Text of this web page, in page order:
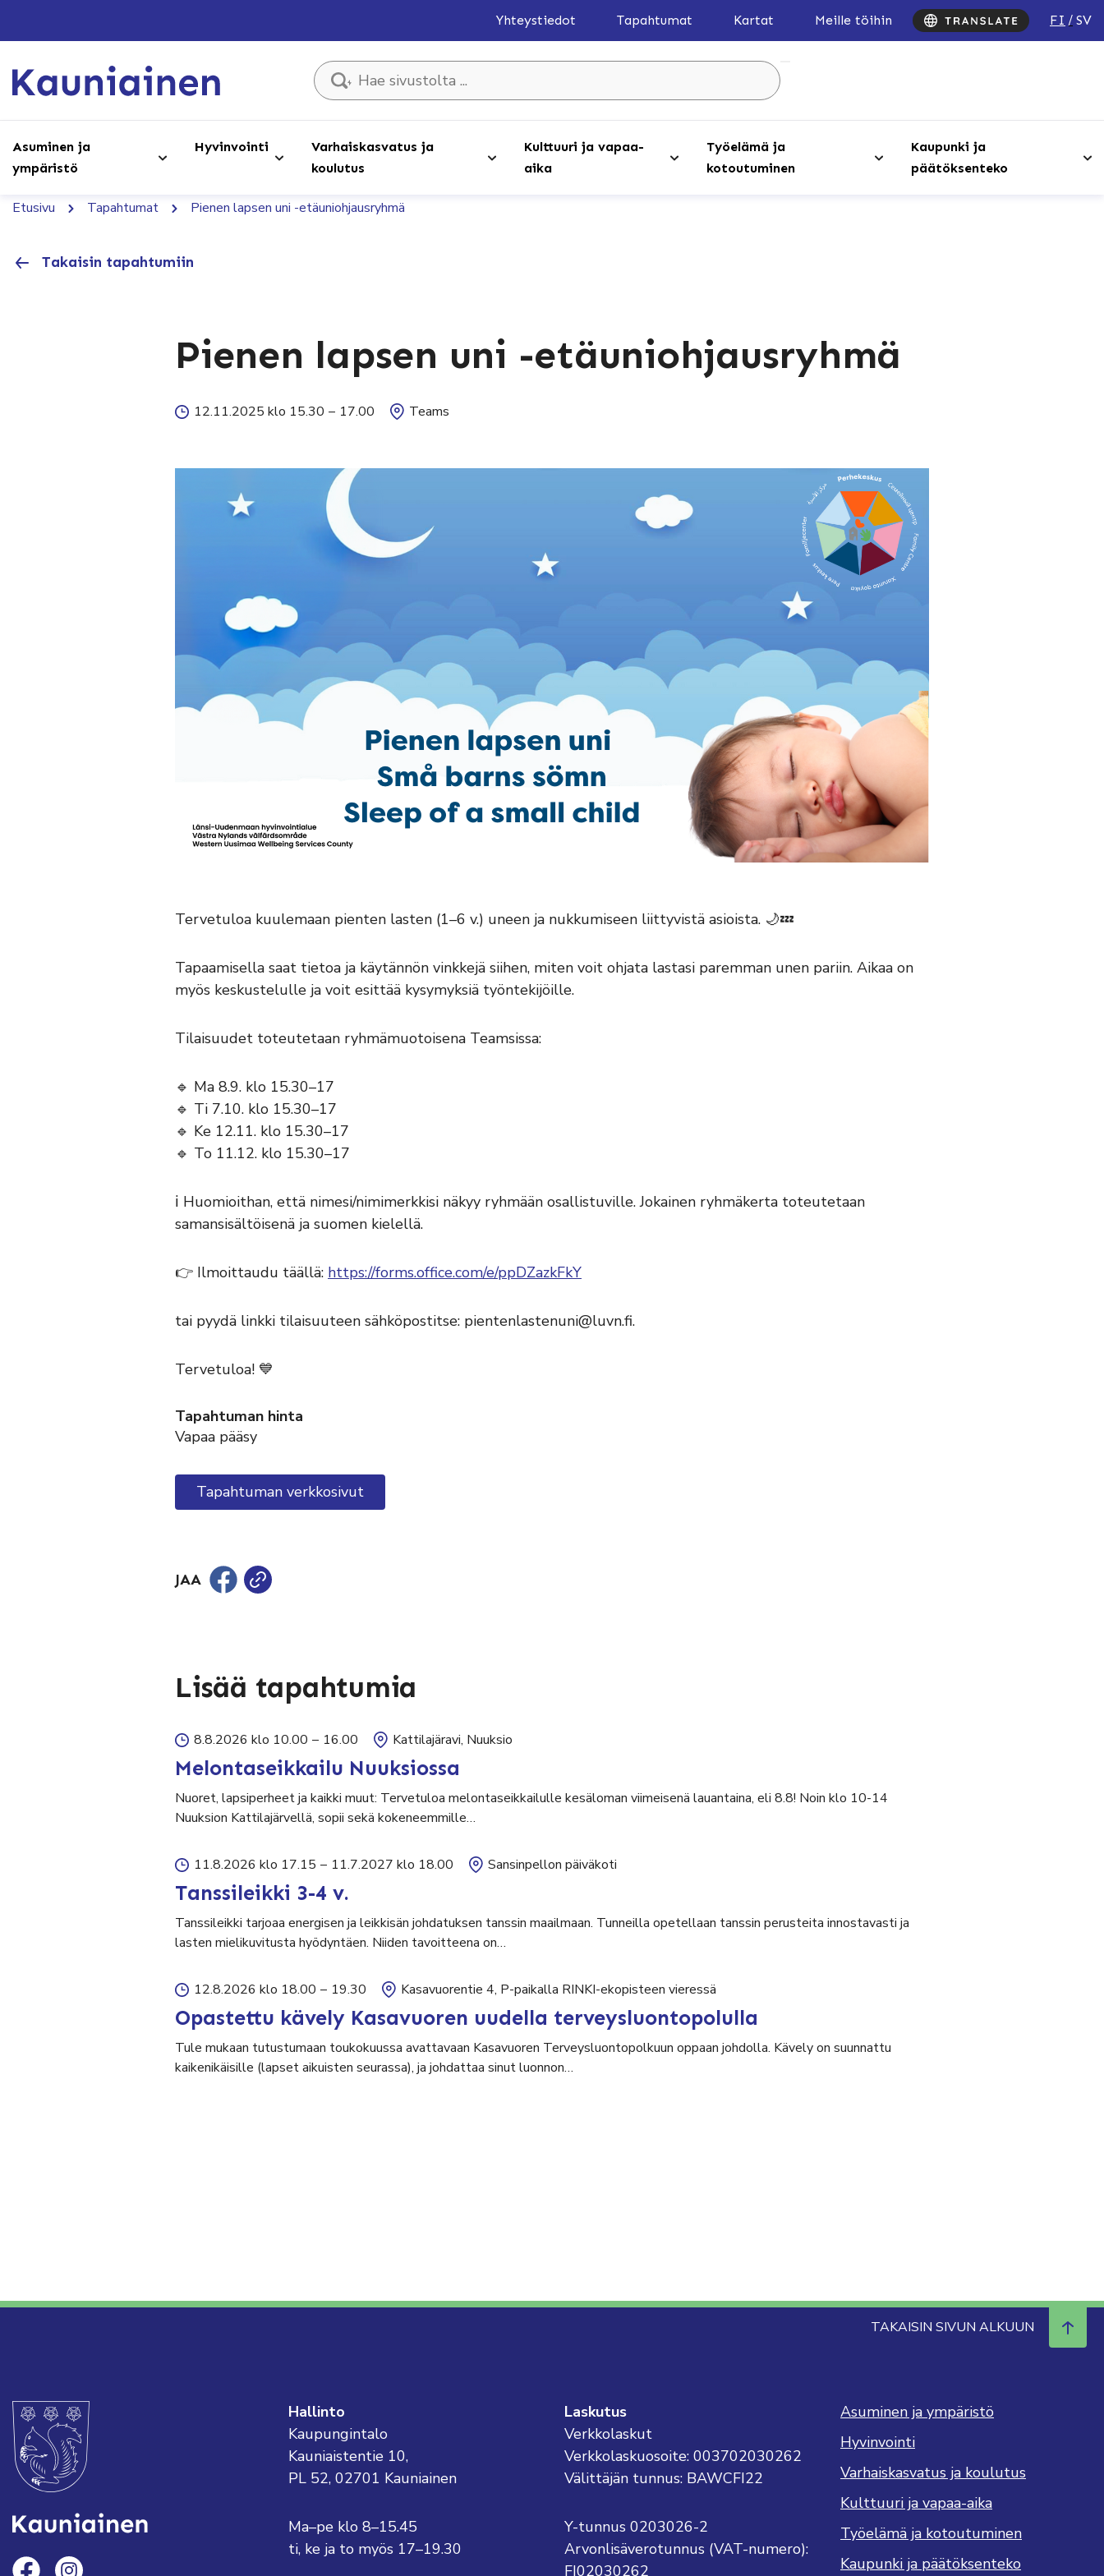
Yhteystiedot Tapahtumat Kartat Meille töihin FI SV
Hae sivustolta ...
Asuminen ja
ympäristö
Hyvinvointi
Varhaiskasvatus ja
koulutus
Kulttuuri ja vapaa-
aika
Työelämä ja
kotoutuminen
Kaupunki ja
päätöksenteko
Etusivu Tapahtumat Pienen lapsen uni -etäuniohjausryhmä
Takaisin tapahtumiin
Pienen lapsen uni -etäuniohjausryhmä
12.11.2025 klo 15.30 – 17.00 Teams
Tervetuloa kuulemaan pienten lasten (1–6 v.) uneen ja nukkumiseen liittyvistä asioista. 🌙💤
Tapaamisella saat tietoa ja käytännön vinkkejä siihen, miten voit ohjata lastasi paremman unen pariin. Aikaa on
myös keskustelulle ja voit esittää kysymyksiä työntekijöille.
Tilaisuudet toteutetaan ryhmämuotoisena Teamsissa:
🔹 Ma 8.9. klo 15.30–17
🔹 Ti 7.10. klo 15.30–17
🔹 Ke 12.11. klo 15.30–17
🔹 To 11.12. klo 15.30–17
ℹ️ Huomioithan, että nimesi/nimimerkkisi näkyy ryhmään osallistuville. Jokainen ryhmäkerta toteutetaan
samansisältöisenä ja suomen kielellä.
👉 Ilmoittaudu täällä: https://forms.office.com/e/ppDZazkFkY
tai pyydä linkki tilaisuuteen sähköpostitse: pientenlastenuni@luvn.fi.
Tervetuloa! 💙
Tapahtuman hinta
Vapaa pääsy
Tapahtuman verkkosivut
JAA
Lisää tapahtumia
8.8.2026 klo 10.00 – 16.00 Kattilajäravi, Nuuksio
Melontaseikkailu Nuuksiossa
Nuoret, lapsiperheet ja kaikki muut: Tervetuloa melontaseikkailulle kesäloman viimeisenä lauantaina, eli 8.8! Noin klo 10-14
Nuuksion Kattilajärvellä, sopii sekä kokeneemmille…
11.8.2026 klo 17.15 – 11.7.2027 klo 18.00 Sansinpellon päiväkoti
Tanssileikki 3-4 v.
Tanssileikki tarjoaa energisen ja leikkisän johdatuksen tanssin maailmaan. Tunneilla opetellaan tanssin perusteita innostavasti ja
lasten mielikuvitusta hyödyntäen. Niiden tavoitteena on…
12.8.2026 klo 18.00 – 19.30 Kasavuorentie 4, P-paikalla RINKI-ekopisteen vieressä
Opastettu kävely Kasavuoren uudella terveysluontopolulla
Tule mukaan tutustumaan toukokuussa avattavaan Kasavuoren Terveysluontopolkuun oppaan johdolla. Kävely on suunnattu
kaikenikäisille (lapset aikuisten seurassa), ja johdattaa sinut luonnon…
TAKAISIN SIVUN ALKUUN
Hallinto
Kaupungintalo
Kauniaistentie 10,
PL 52, 02701 Kauniainen
Ma–pe klo 8–15.45
ti, ke ja to myös 17–19.30
Laskutus
Verkkolaskut
Verkkolaskuosoite: 003702030262
Välittäjän tunnus: BAWCFI22
Y-tunnus 0203026-2
Arvonlisäverotunnus (VAT-numero):
FI02030262
Asuminen ja ympäristö
Hyvinvointi
Varhaiskasvatus ja koulutus
Kulttuuri ja vapaa-aika
Työelämä ja kotoutuminen
Kaupunki ja päätöksenteko